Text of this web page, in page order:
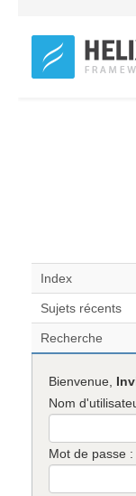
Index
Sujets récents
Recherche
Bienvenue,
Nom
Mot de passe :